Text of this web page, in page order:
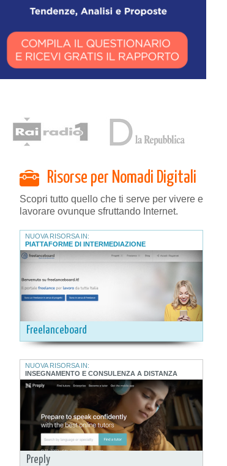
Risorse per Nomadi Digitali
Scopri tutto quello che ti serve per vivere e
lavorare ovunque sfruttando Internet.
Freelanceboard
NUOVA RISORSA IN:
PIATTAFORME DI INTERMEDIAZIONE
Preply
NUOVA RISORSA IN:
INSEGNAMENTO E CONSULENZA A DISTANZA